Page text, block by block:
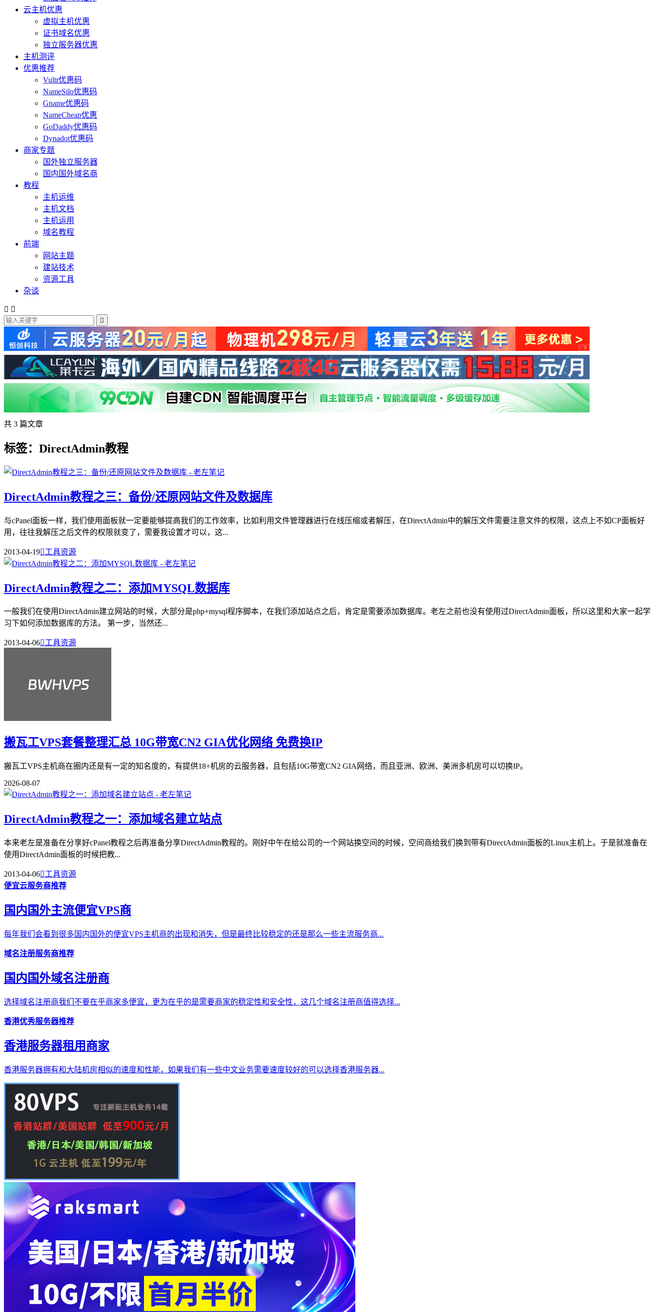
云主机优惠
虚拟主机优惠
证书域名优惠
独立服务器优惠
主机测评
优惠推荐
Vultr优惠码
NameSilo优惠码
Gname优惠码
NameCheap优惠
GoDaddy优惠码
Dynadot优惠码
商家专题
国外独立服务器
国内国外域名商
教程
主机运维
主机文档
主机运用
域名教程
前端
网站主题
建站技术
资源工具
杂谈
 

共 3 篇文章
标签：DirectAdmin教程
DirectAdmin教程之三：备份/还原网站文件及数据库
与cPanel面板一样，我们使用面板就一定要能够提高我们的工作效率，比如利用文件管理器进行在线压缩或者解压，在DirectAdmin中的解压文件需要注意文件的权限，这点上不如CP面板好
用，往往我解压之后文件的权限就变了，需要我设置才可以，这...
2013-04-19工具资源
DirectAdmin教程之二：添加MYSQL数据库
一般我们在使用DirectAdmin建立网站的时候，大部分是php+mysql程序脚本，在我们添加站点之后，肯定是需要添加数据库。老左之前也没有使用过DirectAdmin面板，所以这里和大家一起学
习下如何添加数据库的方法。 第一步，当然还...
2013-04-06工具资源
搬瓦工VPS套餐整理汇总 10G带宽CN2 GIA优化网络 免费换IP
搬瓦工VPS主机商在圈内还是有一定的知名度的，有提供18+机房的云服务器，且包括10G带宽CN2 GIA网络，而且亚洲、欧洲、美洲多机房可以切换IP。
2026-08-07
DirectAdmin教程之一：添加域名建立站点
本来老左是准备在分享好cPanel教程之后再准备分享DirectAdmin教程的。刚好中午在给公司的一个网站换空间的时候，空间商给我们换到带有DirectAdmin面板的Linux主机上。于是就准备在
使用DirectAdmin面板的时候把教...
2013-04-06工具资源
便宜云服务商推荐
国内国外主流便宜VPS商
每年我们会看到很多国内国外的便宜VPS主机商的出现和消失，但是最终比较稳定的还是那么一些主流服务商...
域名注册服务商推荐
国内国外域名注册商
选择域名注册商我们不要在乎商家多便宜，更为在乎的是需要商家的稳定性和安全性，这几个域名注册商值得选择...
香港优秀服务器推荐
香港服务器租用商家
香港服务器拥有和大陆机房相似的速度和性能，如果我们有一些中文业务需要速度较好的可以选择香港服务器...